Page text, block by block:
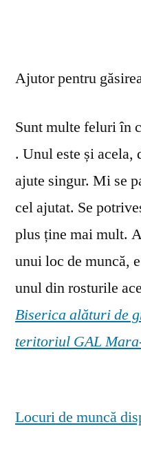
Ajutor pentru
Sunt multe feluri în
. Unul este și acela,
ajute singur. Mi se
cel ajutat. Se
plus ține mai mult.
unui loc de muncă,
unul din rosturile
Biserica alături de
teritoriul GAL
Locuri de muncă